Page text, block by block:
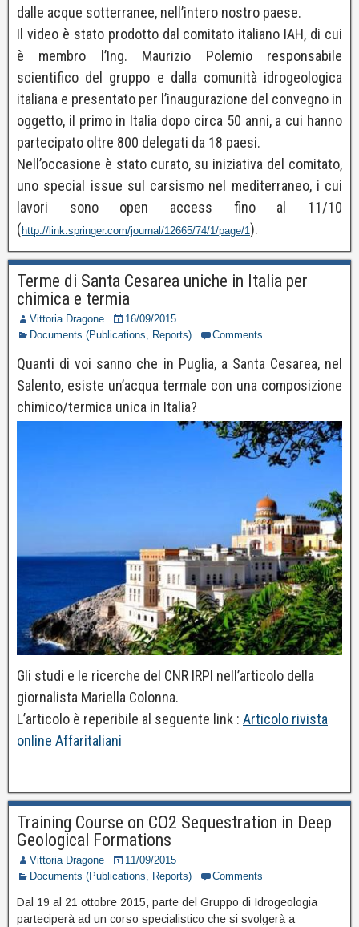
dalle acque sotterranee, nell’intero nostro paese.
Il video è stato prodotto dal comitato italiano IAH, di cui
è membro l’Ing. Maurizio Polemio responsabile
scientifico del gruppo e dalla comunità idrogeologica
italiana e presentato per l’inaugurazione del convegno in
oggetto, il primo in Italia dopo circa 50 anni, a cui hanno
partecipato oltre 800 delegati da 18 paesi.
Nell’occasione è stato curato, su iniziativa del comitato,
uno special issue sul carsismo nel mediterraneo, i cui
lavori sono open access fino al 11/10
( http://link.springer.com/journal/12665/74/1/page/1).
Terme di Santa Cesarea uniche in Italia per
chimica e termia
Vittoria Dragone
16/09/2015
Documents (Publications, Reports)
Comments
Quanti di voi sanno che in Puglia, a Santa Cesarea, nel
Salento, esiste un’acqua termale con una composizione
chimico/termica unica in Italia?
Gli studi e le ricerche del CNR IRPI nell’articolo della
giornalista Mariella Colonna.
L’articolo è reperibile al seguente link : Articolo rivista
online Affaritaliani
Training Course on CO2 Sequestration in Deep
Geological Formations
Vittoria Dragone
11/09/2015
Documents (Publications, Reports)
Comments
Dal 19 al 21 ottobre 2015, parte del Gruppo di Idrogeologia
parteciperà ad un corso specialistico che si svolgerà a